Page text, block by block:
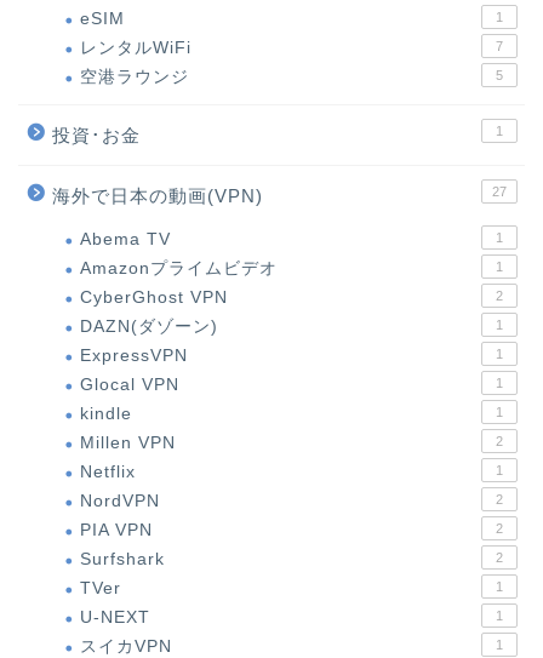
eSIM 1
レンタルWiFi 7
空港ラウンジ 5
投資･お金 1
海外で日本の動画(VPN) 27
Abema TV 1
Amazonプライムビデオ 1
CyberGhost VPN 2
DAZN(ダゾーン) 1
ExpressVPN 1
Glocal VPN 1
kindle 1
Millen VPN 2
Netflix 1
NordVPN 2
PIA VPN 2
Surfshark 2
TVer 1
U-NEXT 1
スイカVPN 1